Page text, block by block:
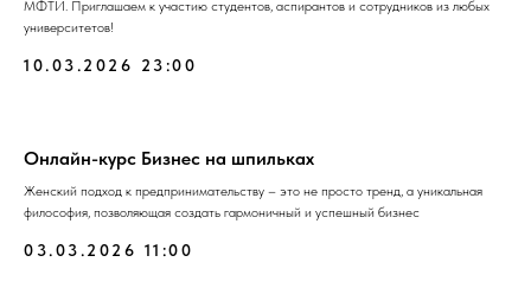
МФТИ. Приглашаем к участию студентов, аспирантов и сотрудников из любых
университетов!
10.03.2026 23:00
Онлайн-курс Бизнес на шпильках
Женский подход к предпринимательству – это не просто тренд, а уникальная
философия, позволяющая создать гармоничный и успешный бизнес
03.03.2026 11:00